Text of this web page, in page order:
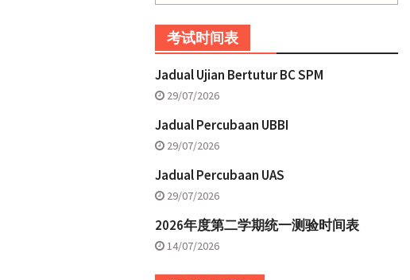
考试时间表
Jadual Ujian Bertutur BC SPM
29/07/2026
Jadual Percubaan UBBI
29/07/2026
Jadual Percubaan UAS
29/07/2026
2026年度第二学期统一测验时间表
14/07/2026